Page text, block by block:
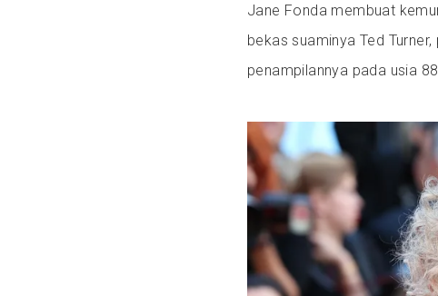
Jane Fonda membuat
bekas suaminya Ted
penampilannya pada usia 88